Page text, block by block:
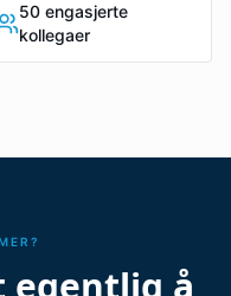
50 engasjerte
kollegaer
egentlig å